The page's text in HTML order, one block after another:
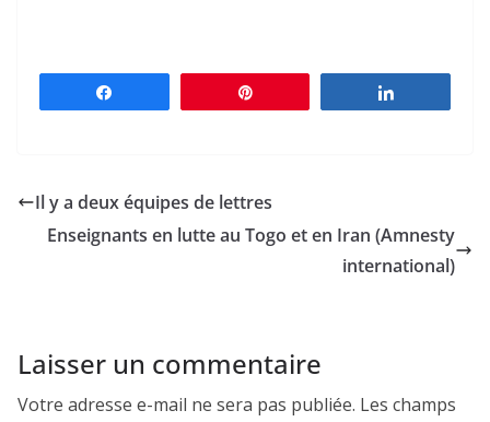
Il y a deux équipes de lettres
Enseignants en lutte au Togo et en Iran (Amnesty
international)
Laisser un commentaire
Votre adresse e-mail ne sera pas publiée. Les champs